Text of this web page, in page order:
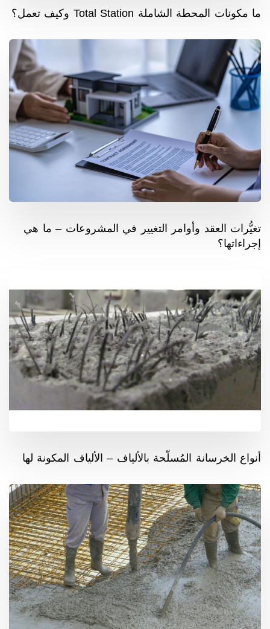
ما مكونات المحطة الشاملة Total Station وكيف تعمل؟
تغيُّرات العقد وأوامر التغيير في المشروعات – ما هي
إجراءاتها؟
أنواع الخرسانة المُسلّحة بالألياف – الألياف المكونة لها